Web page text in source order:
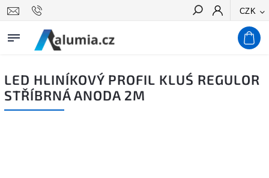
CZK
Hledat
LED HLINÍKOVÝ PROFIL KLUŚ REGULOR
STŘÍBRNÁ ANODA 2M